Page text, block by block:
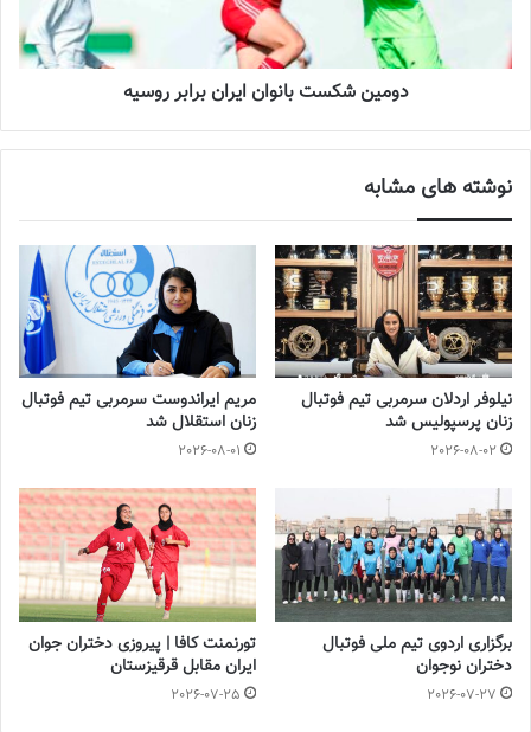
دعوت آزمون از 30 بازیکن به اردوی تیم ملی
2023-03-21
آینده درخشانی در انتظار فوتبال بانوان است
2022-12-10
انگلیس، قهرمان اروپا، نیز با وجود مصدومیت بازیکنان کلیدی یکی دیگر
از گزینه‌های محتمل به حساب می‌آید، در حالی که کانادا در سال ۲۰۲۱
در توکیو طلای المپیک را کسب کرد و در فینال سوئد، شماره سه جهان، را
شکست داد. فرانسه تحت مربیگری جدید است اما تیمی با استعداد
دارد، در حالی که هلندی‌ها فینالیست‌های شکست‌خورده سال ۲۰۱۹ و
برنده یورو ۲۰۱۷ بودند بنابراین نمی‌توان آنها را حذف کرد.
مشترک استرالیا که ستاره‌اش «سم کر» بازیکن چلسی است، می‌تواند
یک تهدید باشد.
قهرمان‌های گذشته کدام تیم‌ها بوده‌اند؟
تنها ۴ تیم در جام‌جهانی
سابقه قهرمانی داشته‌اند؛ پرافتخارترین
سال‌های ۲۰۰۳ و ۲۰۰۷ به قهرمانی رسید. نروژ در سال ۱۹۹۵ قهرمانی را
دومین شکست بانوان ایران برابر روسیه
نوشته های مشابه
نیلوفر اردلان سرمربی تیم فوتبال
زنان پرسپولیس شد
2026-08-02
مریم ایراندوست سرمربی تیم فوتبال
زنان استقلال شد
2026-08-01
برگزاری اردوی تیم ملی فوتبال
دختران نوجوان
2026-07-27
تورنمنت کافا | پیروزی دختران جوان
ایران مقابل قرقیزستان
2026-07-25